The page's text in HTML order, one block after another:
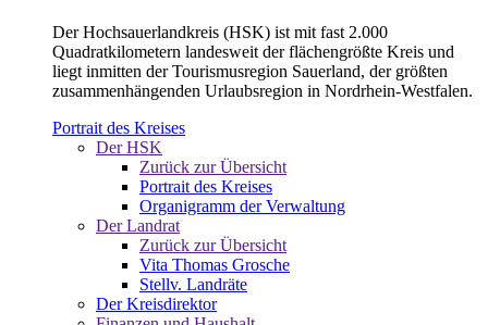
Der Hochsauerlandkreis (HSK) ist mit fast 2.000
Quadratkilometern landesweit der flächengrößte Kreis und
liegt inmitten der Tourismusregion Sauerland, der größten
zusammenhängenden Urlaubsregion in Nordrhein-Westfalen.
Portrait des Kreises
Der HSK
Zurück zur Übersicht
Portrait des Kreises
Organigramm der Verwaltung
Der Landrat
Zurück zur Übersicht
Vita Thomas Grosche
Stellv. Landräte
Der Kreisdirektor